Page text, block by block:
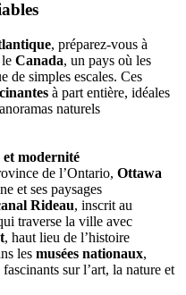
, préparez-vous à
Canada, un pays où les
de simples escales. Ces
à part entière, idéales
naturels
modernité
de l’Ontario, Ottawa
et ses paysages
Rideau, inscrit au
traverse la ville avec
, haut lieu de l’histoire
les musées nationaux,
sur l’art, la nature et